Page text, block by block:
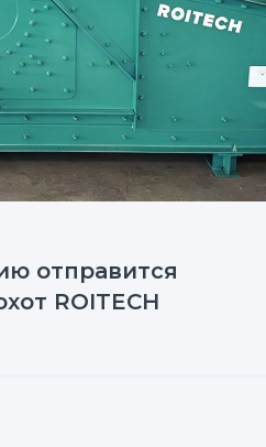
отправится
ROITECH